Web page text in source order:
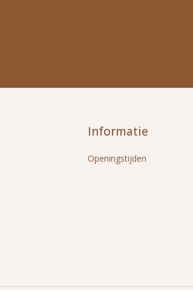
Informatie
Openingstijden